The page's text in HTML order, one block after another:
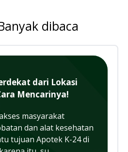
dibaca
dari Lokasi
Mencarinya!
masyarakat
dan alat kesehatan
tujuan Apotek K-24 di